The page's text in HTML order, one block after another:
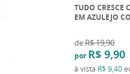
TUDO CRESCE
EM AZULEJO
deR$ 19,90
por R$ 9,90
à vista R$ 9,40